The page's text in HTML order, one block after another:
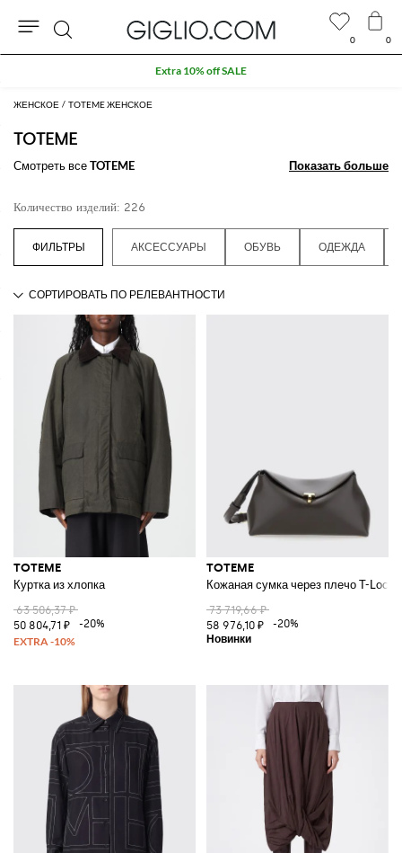
ЖЕНСКОЕ TOTEME ЖЕНСКОЕ
TOTEME
Смотреть всеTOTEME Показать больше
Показать больше
Количество изделий: 226
АКСЕССУАРЫ ОБУВЬ ОДЕЖДА
TOTEME
Куртка из хлопка
63 506,37 ₽
50 804,71 ₽
-20%
TOTEME
Кожаная сумка через плечо T-
73 719,66 ₽
58 976,10 ₽
-20%
0 0
Поиск
Extra 10% off SALE